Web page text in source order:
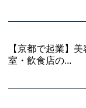
【京都で起業】美
室・飲食店の...